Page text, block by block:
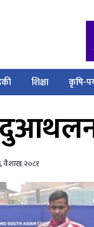
शिक्षा कृषि-
वैशाख २०८१